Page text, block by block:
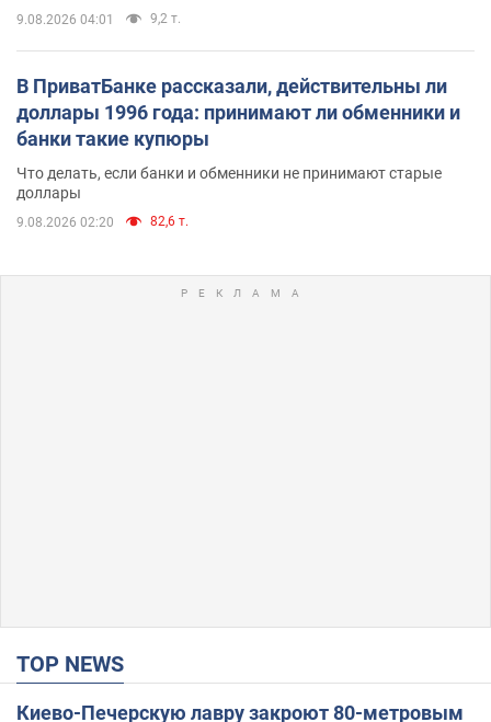
9.08.2026 04:01 9,2 т.
В ПриватБанке рассказали, действительны ли
доллары 1996 года: принимают ли обменники и
банки такие купюры
Что делать, если банки и обменники не принимают старые
доллары
9.08.2026 02:20 82,6 т.
TOP NEWS
Киево-Печерскую лавру закроют 80-метровым